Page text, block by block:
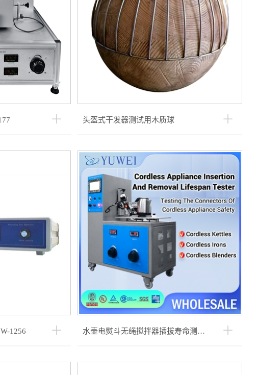
头盔式干发器测试用木质球
1256 水壶电熨斗无绳搅拌器插拔寿命测试仪（通用款）YW-1215A